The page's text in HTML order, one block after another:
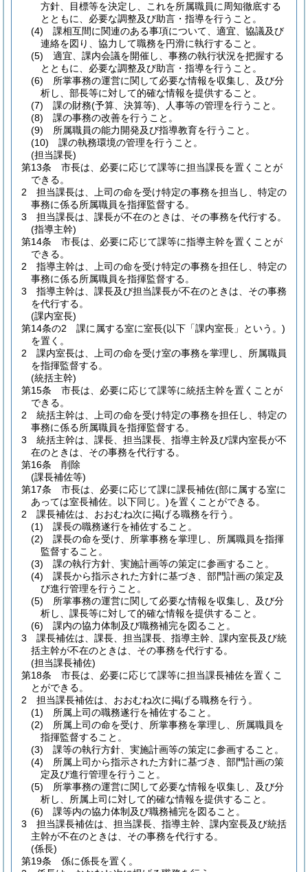
方針、目標等を決定し、これを所属職員に周知徹底する
とともに、必要な調整及び助言・指導を行うこと。
(4)
課相互間に関連のある事項について、適宜、協議及び
連絡を図り、協力して職務を円滑に執行すること。
(5)
適宜、課内会議を開催し、事務の執行状況を把握する
とともに、必要な調整及び助言・指導を行うこと。
(6)
所掌事務の運営に関して必要な情報を収集し、及び分
析し、部長等に対して的確な情報を提供すること。
(7)
課の財務(予算、決算等) 、人事等の管理を行うこと。
(8)
課の事務の改善を行うこと。
(9)
所属職員の能力開発及び指導教育を行うこと。
(10)
課の執務環境の管理を行うこと。
(担当課長)
第13条
市長は、必要に応じて課等に担当課長を置くことが
できる。
2
担当課長は、上司の命を受け特定の事務を担当し、特定の
事務に係る所属職員を指揮監督する。
3
担当課長は、課長が不在のときは、その事務を代行する。
(指導主幹)
第14条
市長は、必要に応じて課等に指導主幹を置くことが
できる。
2
指導主幹は、上司の命を受け特定の事務を担任し、特定の
事務に係る所属職員を指揮監督する。
3
指導主幹は、課長及び担当課長が不在のときは、その事務
を代行する。
(課内室長)
第14条の2
課に属する室に室長(以下「課内室長」という。)
を置く。
2
課内室長は、上司の命を受け室の事務を掌理し、所属職員
を指揮監督する。
(統括主幹)
第15条
市長は、必要に応じて課等に統括主幹を置くことが
できる。
2
統括主幹は、上司の命を受け特定の事務を担任し、特定の
事務に係る所属職員を指揮監督する。
3
統括主幹は、課長、担当課長、指導主幹及び課内室長が不
在のときは、その事務を代行する。
第16条
削除
(課長補佐等)
第17条
市長は、必要に応じて課に課長補佐(部に属する室に
あっては室長補佐。以下同じ。)を置くことができる。
2
課長補佐は、おおむね次に掲げる職務を行う。
(1)
課長の職務遂行を補佐すること。
(2)
課長の命を受け、所掌事務を掌理し、所属職員を指揮
監督すること。
(3)
課の執行方針、実施計画等の策定に参画すること。
(4)
課長から指示された方針に基づき、部門計画の策定及
び進行管理を行うこと。
(5)
所掌事務の運営に関して必要な情報を収集し、及び分
析し、課長等に対して的確な情報を提供すること。
(6)
課内の協力体制及び職務補完を図ること。
3
課長補佐は、課長、担当課長、指導主幹、課内室長及び統
括主幹が不在のときは、その事務を代行する。
(担当課長補佐)
第18条
市長は、必要に応じて課等に担当課長補佐を置くこ
とができる。
2
担当課長補佐は、おおむね次に掲げる職務を行う。
(1)
所属上司の職務遂行を補佐すること。
(2)
所属上司の命を受け、所掌事務を掌理し、所属職員を
指揮監督すること。
(3)
課等の執行方針、実施計画等の策定に参画すること。
(4)
所属上司から指示された方針に基づき、部門計画の策
定及び進行管理を行うこと。
(5)
所掌事務の運営に関して必要な情報を収集し、及び分
析し、所属上司に対して的確な情報を提供すること。
(6)
課等内の協力体制及び職務補完を図ること。
3
担当課長補佐は、担当課長、指導主幹、課内室長及び統括
主幹が不在のときは、その事務を代行する。
(係長)
第19条
係に係長を置く。